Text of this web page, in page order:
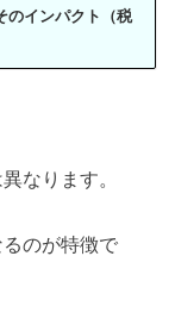
のインパクト（税
なります。
のが特徴で